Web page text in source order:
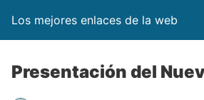
Los mejores enlaces de la web
Presentación del